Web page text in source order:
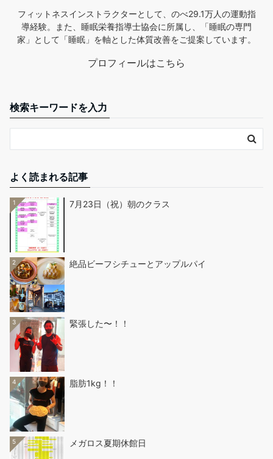
フィットネスインストラクターとして、のべ29.1万人の運動指
導経験。また、睡眠栄養指導士協会に所属し、「睡眠の専門
家」として「睡眠」を軸とした体質改善をご提案しています。
プロフィールはこちら
検索キーワードを入力
よく読まれる記事
1 7月23日（祝）朝のクラス
2 絶品ビーフシチューとアップルパイ
3 緊張した〜！！
4 脂肪1kg！！
5 メガロス夏期休館日